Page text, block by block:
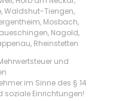
Waldshut-Tiengen,
Mosbach,
Nagold,
Rheinstetten
und
im Sinne des § 14
soziale Einrichtungen!